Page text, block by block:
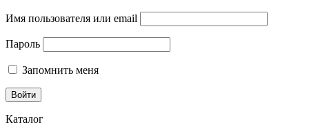
Имя пользователя или email
Пароль
Запомнить меня
Каталог